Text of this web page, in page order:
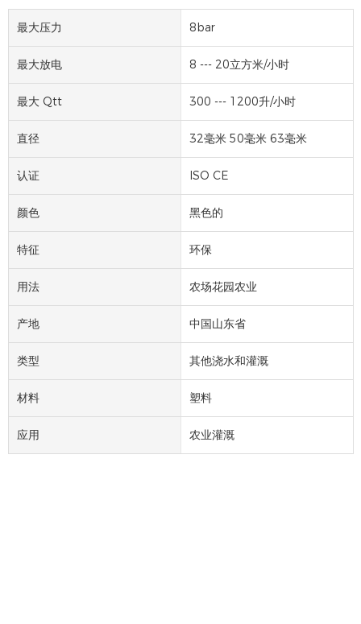
最大压力 8bar
最大放电 8 --- 20立方米/小时
最大 Qtt 300 --- 1200升/小时
直径 32毫米 50毫米 63毫米
认证 ISO CE
颜色 黑色的
特征 环保
用法 农场花园农业
产地 中国山东省
类型 其他浇水和灌溉
材料 塑料
应用 农业灌溉